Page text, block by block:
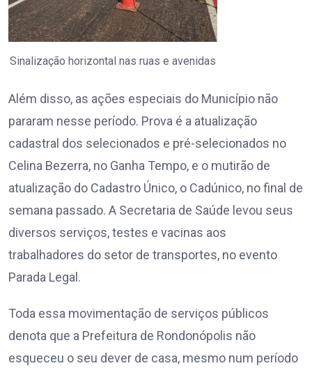
Sinalização horizontal nas ruas e avenidas
Além disso, as ações especiais do Município não
pararam nesse período. Prova é a atualização
cadastral dos selecionados e pré-selecionados no
Celina Bezerra, no Ganha Tempo, e o mutirão de
atualização do Cadastro Único, o Cadúnico, no final de
semana passado. A Secretaria de Saúde levou seus
diversos serviços, testes e vacinas aos
trabalhadores do setor de transportes, no evento
Parada Legal.
Toda essa movimentação de serviços públicos
denota que a Prefeitura de Rondonópolis não
esqueceu o seu dever de casa, mesmo num período